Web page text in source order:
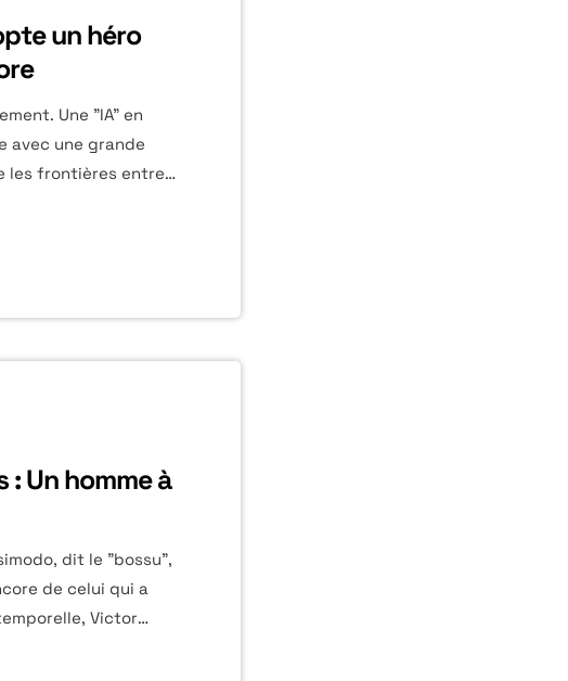
un héro
Une "IA" en
avec une grande
les frontières entre
La tragédie
artificielle ne
: Un homme à
dit le "bossu",
de celui qui a
Victor
ses gargouilles